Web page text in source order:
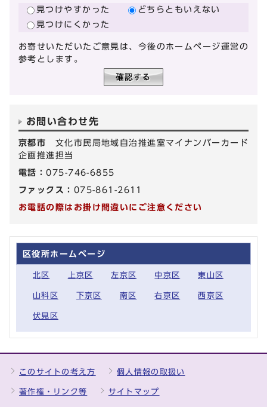
見つけやすかった
どちらともいえない
見つけにくかった
お寄せいただいたご意見は、今後のホームページ運営の
参考とします。
お問い合わせ先
京都市 文化市民局地域自治推進室マイナンバーカード
企画推進担当
電話：075-746-6855
ファックス： 075-861-2611
お電話の際はお掛け間違いにご注意ください
区役所ホームページ
北区 上京区 左京区 中京区 東山区
山科区 下京区 南区 右京区 西京区
伏見区
このサイトの考え方 個人情報の取扱い
著作権・リンク等 サイトマップ